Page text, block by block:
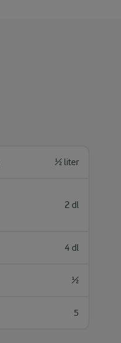
½ liter
2 dl
4 dl
½
5